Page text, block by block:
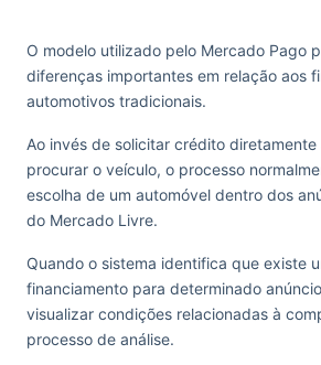
O modelo utilizado pelo Mercado Pago
diferenças importantes em relação aos
automotivos tradicionais.
Ao invés de solicitar crédito
procurar o veículo, o processo
escolha de um automóvel dentro dos
do Mercado Livre.
Quando o sistema identifica que existe
financiamento para determinado
visualizar condições relacionadas à
processo de análise.